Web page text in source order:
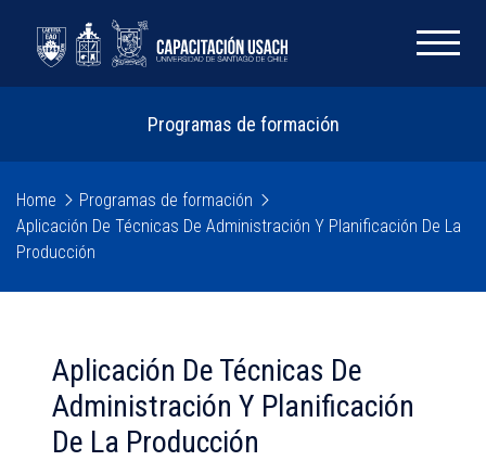
Programas de formación
Home
Programas de formación
Aplicación De Técnicas De Administración Y Planificación De La
Producción
Aplicación De Técnicas De
Administración Y Planificación
De La Producción